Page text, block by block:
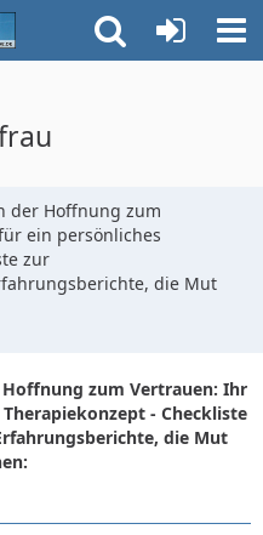
der Hoffnung zum
ein persönliches
zur
die Mut
zum Vertrauen: Ihr
- Checkliste
die Mut